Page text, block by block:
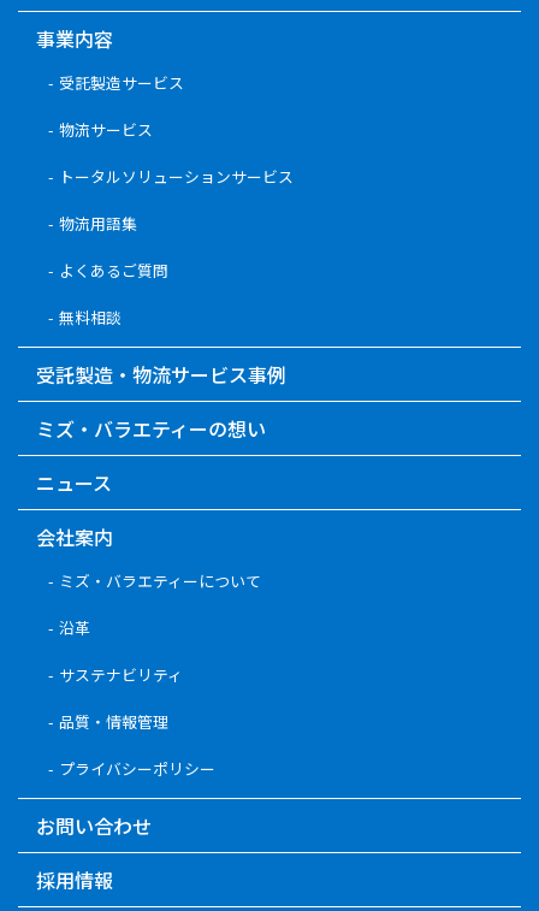
事業内容
受託製造サービス
物流サービス
トータルソリューションサービス
物流用語集
よくあるご質問
無料相談
受託製造・物流サービス事例
ミズ・バラエティーの想い
ニュース
会社案内
ミズ・バラエティーについて
沿革
サステナビリティ
品質・情報管理
プライバシーポリシー
お問い合わせ
採用情報